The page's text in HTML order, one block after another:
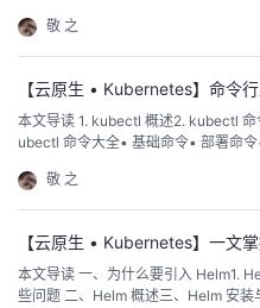
敬 之
【云原生 • Kubernetes】命令
本文导读 1. kubectl 概述2. kubectl 命令语法3. kubectl help 获取更多信息4. k
ubectl 命令大全• 基础命令• 部署命
敬 之
【云原生 • Kubernetes】一文
本文导读 一、为什么要引入 Helm1. Helm 的应用场景2. 使用 Helm 可以解决哪
些问题 二、Helm 概述三、Helm